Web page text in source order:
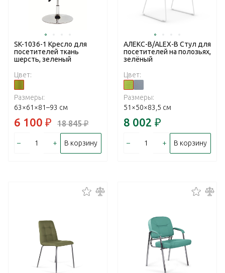
SK-1036-1 Кресло для
посетителей ткань
шерсть, зеленый
Цвет:
Размеры:
63×61×81–93 см
6 100 ₽ 18 845₽
– + В корзину
АЛЕКС-В/ALEX-В Стул для
посетителей на полозьях,
зелёный
Цвет:
Размеры:
51×50×83,5 см
8 002 ₽
– + В корзину